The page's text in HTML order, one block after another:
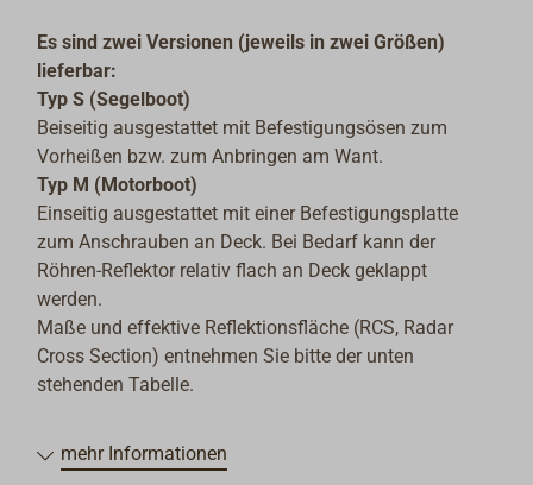
Es sind zwei Versionen (jeweils in zwei Größen)
lieferbar:
Typ S (Segelboot)
Beiseitig ausgestattet mit Befestigungsösen zum
Vorheißen bzw. zum Anbringen am Want.
Typ M (Motorboot)
Einseitig ausgestattet mit einer Befestigungsplatte
zum Anschrauben an Deck. Bei Bedarf kann der
Röhren-Reflektor relativ flach an Deck geklappt
werden.
Maße und effektive Reflektionsfläche (RCS, Radar
Cross Section) entnehmen Sie bitte der unten
stehenden Tabelle.
mehr Informationen